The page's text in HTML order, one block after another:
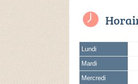
Lundi
Mardi
Mercredi